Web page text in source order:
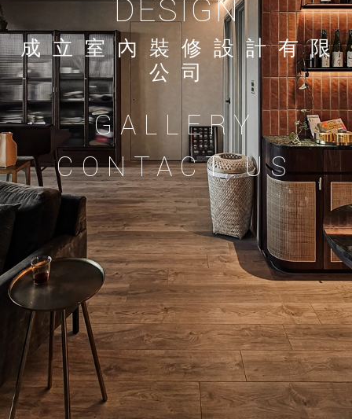
DESIGN
成立室內裝修設計有限
公司
GALLERY
CONTACT US